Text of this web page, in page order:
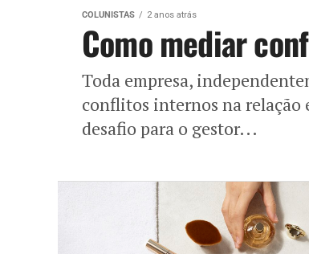
COLUNISTAS 2 anos atrás
Como mediar
Toda empresa,
conflitos internos na relação
desafio para o gestor...